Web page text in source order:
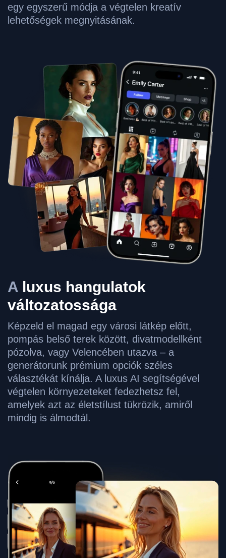
egy egyszerű módja a végtelen kreatív
lehetőségek megnyitásának.
A luxus hangulatok
változatossága
Képzeld el magad egy városi látkép előtt,
pompás belső terek között, divatmodellként
pózolva, vagy Velencében utazva – a
generátorunk prémium opciók széles
választékát kínálja. A luxus AI segítségével
végtelen környezeteket fedezhetsz fel,
amelyek azt az életstílust tükrözik, amiről
mindig is álmodtál.